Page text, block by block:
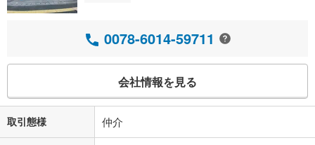
0078-6014-59711
会社情報を見る
取引態様 仲介